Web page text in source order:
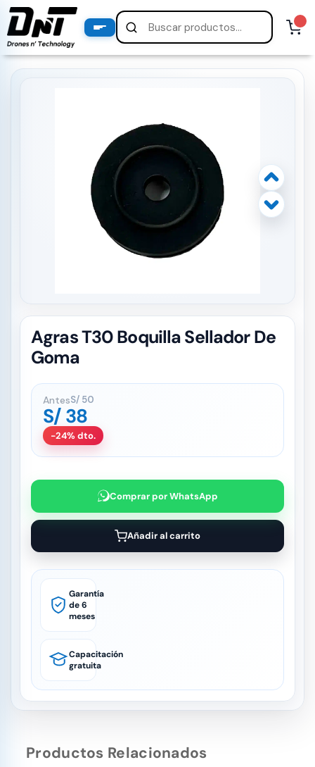
Agras T30 Boquilla Sellador De
Goma
AntesS/ 50
S/ 38
-24% dto.
Comprar por WhatsApp
Añadir al carrito
Garantía
de 6
meses
Capacitación
gratuita
Productos Relacionados
PRODUCTOS
productos destacados